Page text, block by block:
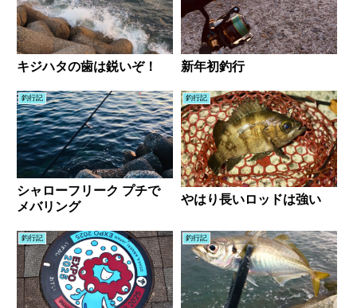
キジハタの歯は鋭いぞ！ 新年初釣行
釣行記
シャローフリーク プチで
メバリング
釣行記
やはり長いロッドは強い
釣行記 釣行記